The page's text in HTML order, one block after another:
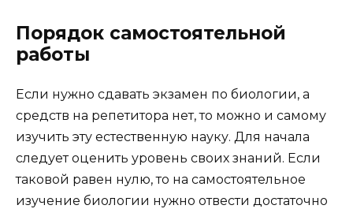
Порядок самостоятельной
работы
Если нужно сдавать экзамен по биологии, а
средств на репетитора нет, то можно и самому
изучить эту естественную науку. Для начала
следует оценить уровень своих знаний. Если
таковой равен нулю, то на самостоятельное
изучение биологии нужно отвести достаточно